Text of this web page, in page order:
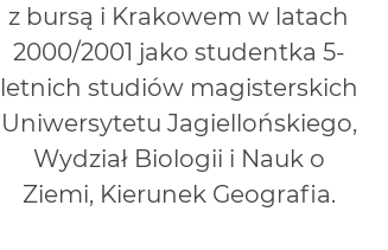
z bursą i Krakowem w latach
2000/2001 jako studentka 5-
letnich studiów magisterskich
Uniwersytetu Jagiellońskiego,
Wydział Biologii i Nauk o
Ziemi, Kierunek Geografia.